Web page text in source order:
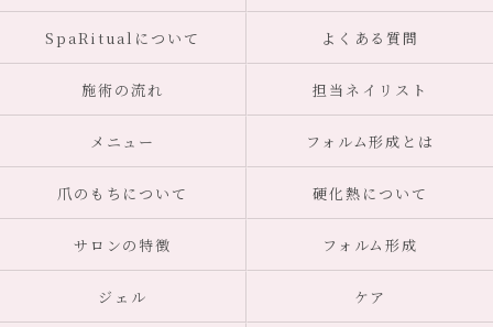
SpaRitualについて よくある質問
施術の流れ 担当ネイリスト
メニュー フォルム形成とは
爪のもちについて 硬化熱について
サロンの特徴 フォルム形成
ジェル ケア